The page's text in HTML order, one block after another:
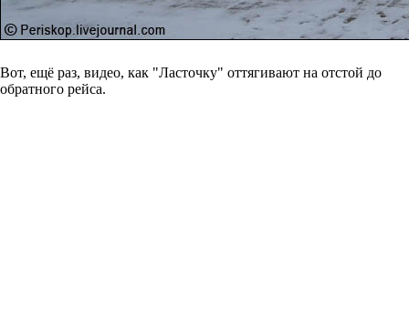
Вот, ещё раз, видео, как "Ласточку" оттягивают на отстой до
обратного рейса.